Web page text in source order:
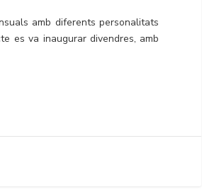
amb diferents personalitats
es va inaugurar divendres, amb